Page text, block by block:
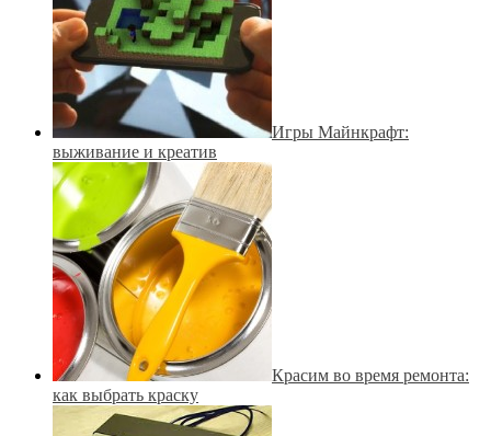
Игры Майнкрафт:
выживание и креатив
Красим во время ремонта:
как выбрать краску